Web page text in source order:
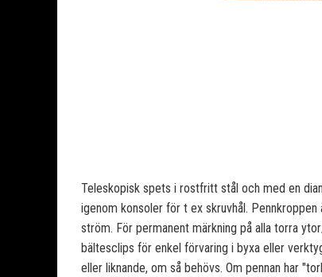
Teleskopisk spets i rostfritt stål och med en
igenom konsoler för t ex skruvhål.
ström. För permanent märkning på alla torra
bältesclips för enkel förvaring i byxa eller
eller liknande, om så behövs. Om pennan har